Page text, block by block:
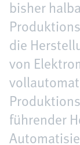
bisher
die
von
führender